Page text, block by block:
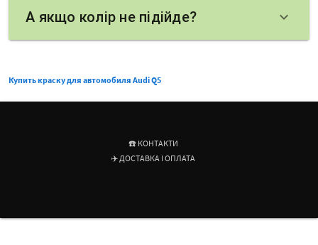
А якщо колір не підійде? keyboard_arrow_down
Купить краску для автомобиля Audi Q5
☎️ КОНТАКТИ
✈️ ДОСТАВКА І ОПЛАТА